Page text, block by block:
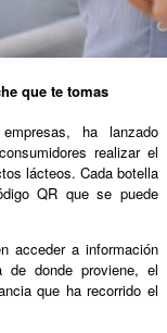
que te tomas
ha lanzado
realizar el
lácteos. Cada botella
QR que se puede
acceder a información
donde proviene, el
que ha recorrido el